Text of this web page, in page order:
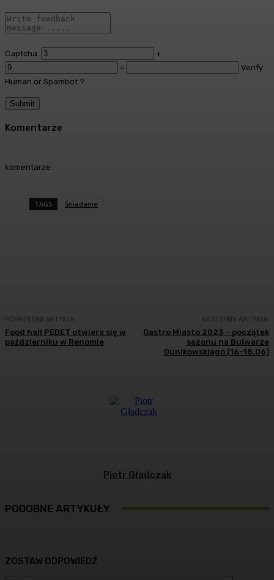
Captcha:
+
=
Verify
Human or Spambot ?
Komentarze
komentarze
TAGS Śniadanie
POPRZEDNI ARTYKUŁ
Food hall PEDET otwiera się w
październiku w Renomie
NASTĘPNY ARTYKUŁ
Gastro Miasto 2023 – początek
sezonu na Bulwarze
Dunikowskiego (16-18.06)
Piotr Gładczak
PODOBNE ARTYKUŁY
ZOSTAW ODPOWIEDŹ